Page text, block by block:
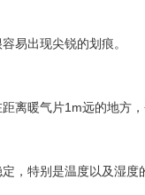
易出现尖锐的划痕。
离暖气片1m远的地方
，特别是温度以及湿